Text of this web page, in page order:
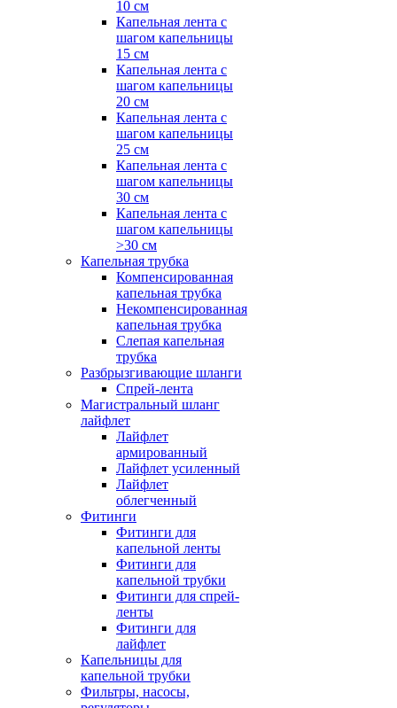
10 см
Капельная лента с
шагом капельницы
15 см
Капельная лента с
шагом капельницы
20 см
Капельная лента с
шагом капельницы
25 см
Капельная лента с
шагом капельницы
30 см
Капельная лента с
шагом капельницы
>30 см
Капельная трубка
Компенсированная
капельная трубка
Некомпенсированная
капельная трубка
Слепая капельная
трубка
Разбрызгивающие шланги
Спрей-лента
Магистральный шланг
лайфлет
Лайфлет
армированный
Лайфлет усиленный
Лайфлет
облегченный
Фитинги
Фитинги для
капельной ленты
Фитинги для
капельной трубки
Фитинги для спрей-
ленты
Фитинги для
лайфлет
Капельницы для
капельной трубки
Фильтры, насосы,